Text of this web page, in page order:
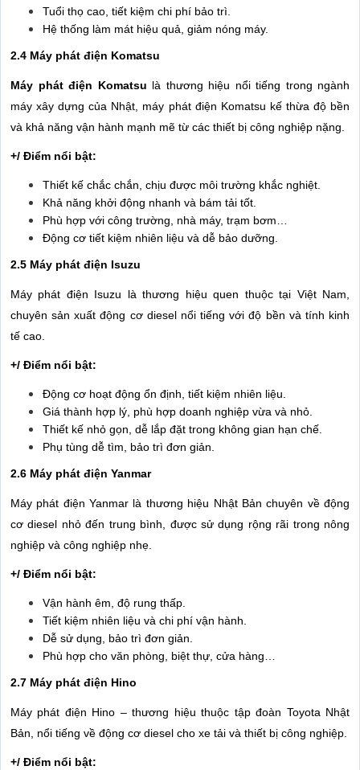
Tuổi thọ cao, tiết kiệm chi phí bảo trì.
Hệ thống làm mát hiệu quả, giảm nóng máy.
2.4 Máy phát điện Komatsu
Máy phát điện Komatsu là thương hiệu nổi tiếng trong ngành
máy xây dựng của Nhật, máy phát điện Komatsu kế thừa độ bền
và khả năng vận hành mạnh mẽ từ các thiết bị công nghiệp nặng.
+/ Điểm nổi bật:
Thiết kế chắc chắn, chịu được môi trường khắc nghiệt.
Khả năng khởi động nhanh và bám tải tốt.
Phù hợp với công trường, nhà máy, trạm bơm…
Động cơ tiết kiệm nhiên liệu và dễ bảo dưỡng.
2.5 Máy phát điện Isuzu
Máy phát điện Isuzu là thương hiệu quen thuộc tại Việt Nam,
chuyên sản xuất động cơ diesel nổi tiếng với độ bền và tính kinh
tế cao.
+/ Điểm nổi bật:
Động cơ hoạt động ổn định, tiết kiệm nhiên liệu.
Giá thành hợp lý, phù hợp doanh nghiệp vừa và nhỏ.
Thiết kế nhỏ gọn, dễ lắp đặt trong không gian hạn chế.
Phụ tùng dễ tìm, bảo trì đơn giản.
2.6 Máy phát điện Yanmar
Máy phát điện Yanmar là thương hiệu Nhật Bản chuyên về động
cơ diesel nhỏ đến trung bình, được sử dụng rộng rãi trong nông
nghiệp và công nghiệp nhẹ.
+/ Điểm nổi bật:
Vận hành êm, độ rung thấp.
Tiết kiệm nhiên liệu và chi phí vận hành.
Dễ sử dụng, bảo trì đơn giản.
Phù hợp cho văn phòng, biệt thự, cửa hàng…
2.7 Máy phát điện Hino
Máy phát điện Hino – thương hiệu thuộc tập đoàn Toyota Nhật
Bản, nổi tiếng về động cơ diesel cho xe tải và thiết bị công nghiệp.
+/ Điểm nổi bật: